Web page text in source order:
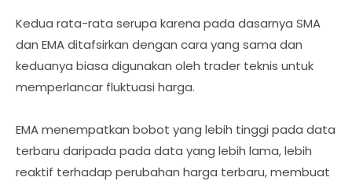
Kedua rata-rata serupa karena pada dasarnya SMA
dan EMA ditafsirkan dengan cara yang sama dan
keduanya biasa digunakan oleh trader teknis untuk
memperlancar fluktuasi harga.
EMA menempatkan bobot yang lebih tinggi pada data
terbaru daripada pada data yang lebih lama, lebih
reaktif terhadap perubahan harga terbaru, membuat